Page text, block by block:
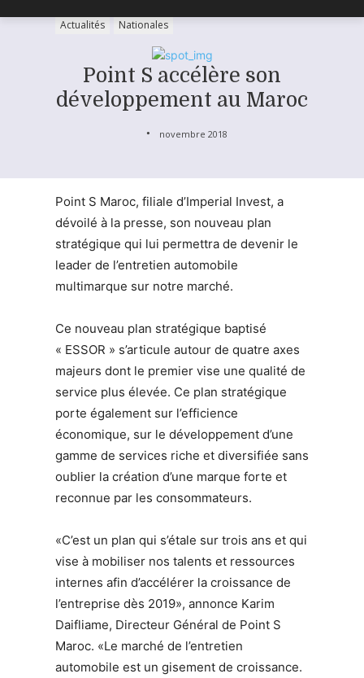
Actualités Nationales
Point S accélère son
développement au Maroc
novembre 2018
Point S Maroc, filiale d’Imperial Invest, a
dévoilé à la presse, son nouveau plan
stratégique qui lui permettra de devenir le
leader de l’entretien automobile
multimarque sur notre marché.
Ce nouveau plan stratégique baptisé
« ESSOR » s’articule autour de quatre axes
majeurs dont le premier vise une qualité de
service plus élevée. Ce plan stratégique
porte également sur l’efficience
économique, sur le développement d’une
gamme de services riche et diversifiée sans
oublier la création d’une marque forte et
reconnue par les consommateurs.
«C’est un plan qui s’étale sur trois ans et qui
vise à mobiliser nos talents et ressources
internes afin d’accélérer la croissance de
l’entreprise dès 2019», annonce Karim
Daifliame, Directeur Général de Point S
Maroc. «Le marché de l’entretien
automobile est un gisement de croissance.